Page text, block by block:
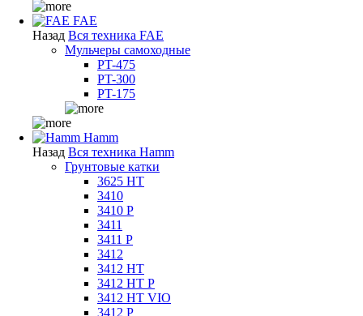
FAE
Назад Вся техника FAE
Мульчеры самоходные
PT-475
PT-300
PT-175
Hamm
Назад Вся техника Hamm
Грунтовые катки
3625 HT
3410
3410 P
3411
3411 P
3412
3412 HT
3412 HT P
3412 HT VIO
3412 P